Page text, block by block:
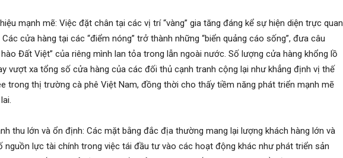
mạnh mẽ: Việc đặt chân tại các vị trí “vàng” gia tăng đáng kể sự hiện diện trực quan
cửa hàng tại các “điểm nóng” trở thành những “biển quảng cáo sống”, đưa câu
Đất Việt” của riêng mình lan tỏa trong lẫn ngoài nước. Số lượng cửa hàng khổng lồ
vượt xa tổng số cửa hàng của các đối thủ cạnh tranh cộng lại như khẳng định vị thế
trong thị trường cà phê Việt Nam, đồng thời cho thấy tiềm năng phát triển mạnh mẽ
thu lớn và ổn định: Các mặt bằng đắc địa thường mang lại lượng khách hàng lớn và
lực tài chính trong việc tái đầu tư vào các hoạt động khác như phát triển sản